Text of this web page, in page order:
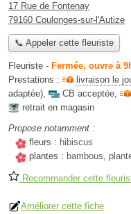
17 Rue de Fontenay
79160 Coulonges-sur-l'Autize
📞 Appeler cette fleuriste
Fleuriste - Fermée, ouvre à
Prestations :
livraison le
adaptée), CB acceptée,
retrait en magasin
Propose notamment :
fleurs : hibiscus
plantes : bambous,
Recommander cette
Améliorer cette fiche